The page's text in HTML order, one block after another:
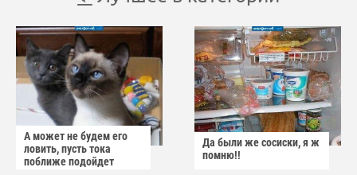
А может не будем его
ловить, пусть тока
поближе подойдет
Да были же сосиски, я ж
помню!!